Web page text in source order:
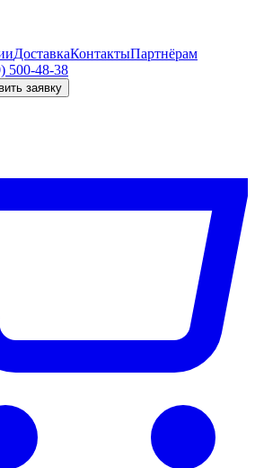
ДоставкаКонтактыПартнёрам
500-48-38
заявку